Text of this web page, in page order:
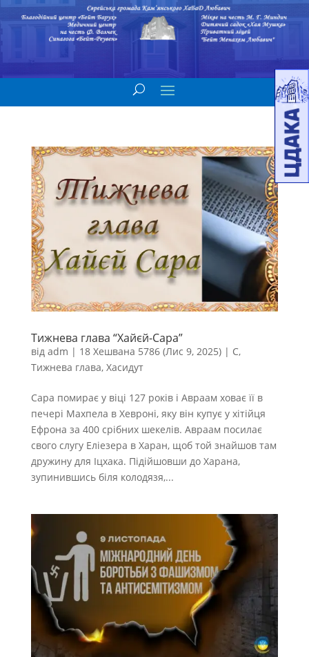
Тижнева глава “Хайєй-Сара”
від adm | 18 Хешвана 5786 (Лис 9, 2025)| С,
Тижнева глава, Хасидут
Сара помирає у віці 127 років і Авраам ховає її в
печері Махпела в Хевроні, яку він купує у хітійця
Ефрона за 400 срібних шекелів. Авраам посилає
свого слугу Еліезера в Харан, щоб той знайшов там
дружину для Іцхака. Підійшовши до Харана,
зупинившись біля колодязя,...